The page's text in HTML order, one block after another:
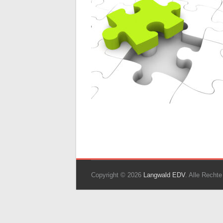
Copyright © 2026 Langwald EDV. Alle